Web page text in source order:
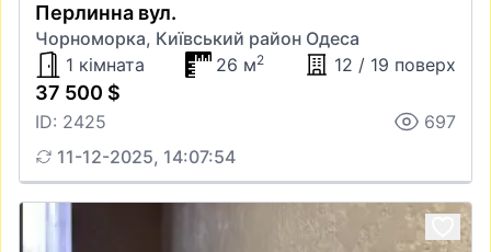
Перлинна вул.
Чорноморка, Київський район Одеса
1 кімната
26 м2 12 / 19 поверх
37 500 $
ID: 2425
697
11-12-2025, 14:07:54